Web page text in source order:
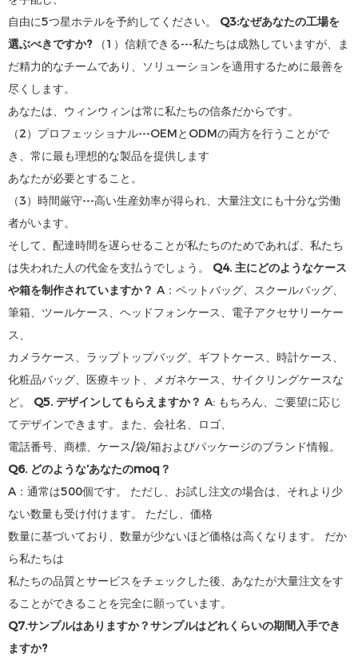
自由に5つ星ホテルを予約してください。 Q3:なぜあなたの工場を
選ぶべきですか?
（1）信頼できる---私たちは成熟していますが、ま
だ精力的なチームであり、ソリューションを適用するために最善を
尽くします。
あなたは、ウィンウィンは常に私たちの信条だからです。
（2）プロフェッショナル---OEMとODMの両方を行うことがで
き、常に最も理想的な製品を提供します
あなたが必要とすること。
（3）時間厳守---高い生産効率が得られ、大量注文にも十分な労働
者がいます。
そして、配達時間を遅らせることが私たちのためであれば、私たち
は失われた人の代金を支払うでしょう。 Q4. 主にどのようなケース
や箱を制作されていますか？ A：ペットバッグ、スクールバッグ、
筆箱、ツールケース、ヘッドフォンケース、電子アクセサリーケー
ス、
カメラケース、ラップトップバッグ、ギフトケース、時計ケース、
化粧品バッグ、医療キット、メガネケース、サイクリングケースな
ど。 Q5. デザインしてもらえますか？ A: もちろん、ご要望に応じ
てデザインできます。また、会社名、ロゴ、
電話番号、商標、ケース/袋/箱およびパッケージのブランド情報。
Q6. どのような’あなたのmoq？
A：通常は500個です。 ただし、お試し注文の場合は、それより少
ない数量も受け付けます。 ただし、価格
数量に基づいており、数量が少ないほど価格は高くなります。 だか
ら私たちは
私たちの品質とサービスをチェックした後、あなたが大量注文をす
ることができることを完全に願っています。
Q7.サンプルはありますか？サンプルはどれくらいの期間入手でき
ますか?